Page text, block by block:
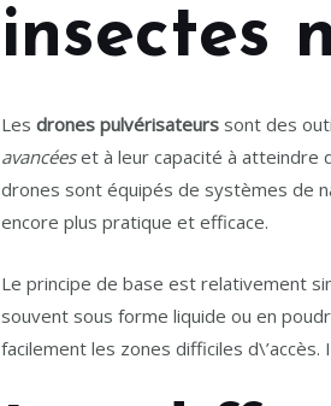
insectes
Lesdrones pulvérisateurs sont des
avancéeset à leur capacité à atteindre
drones sont équipés de systèmes de
encore plus pratique et efficace.
Le principe de base est relativement
souvent sous forme liquide ou en
facilement les zones difficiles